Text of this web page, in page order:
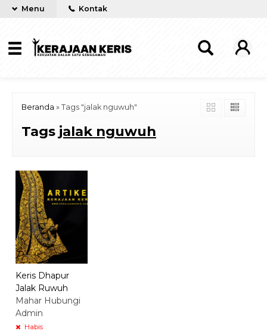
Menu Kontak
Beranda » Tags "jalak nguwuh"
Tags jalak nguwuh
Keris Dhapur
Jalak Ruwuh
Mahar Hubungi
Admin
Habis